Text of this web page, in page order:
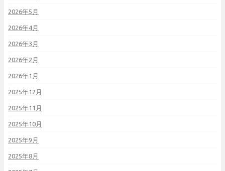
2026年5月
2026年4月
2026年3月
2026年2月
2026年1月
2025年12月
2025年11月
2025年10月
2025年9月
2025年8月